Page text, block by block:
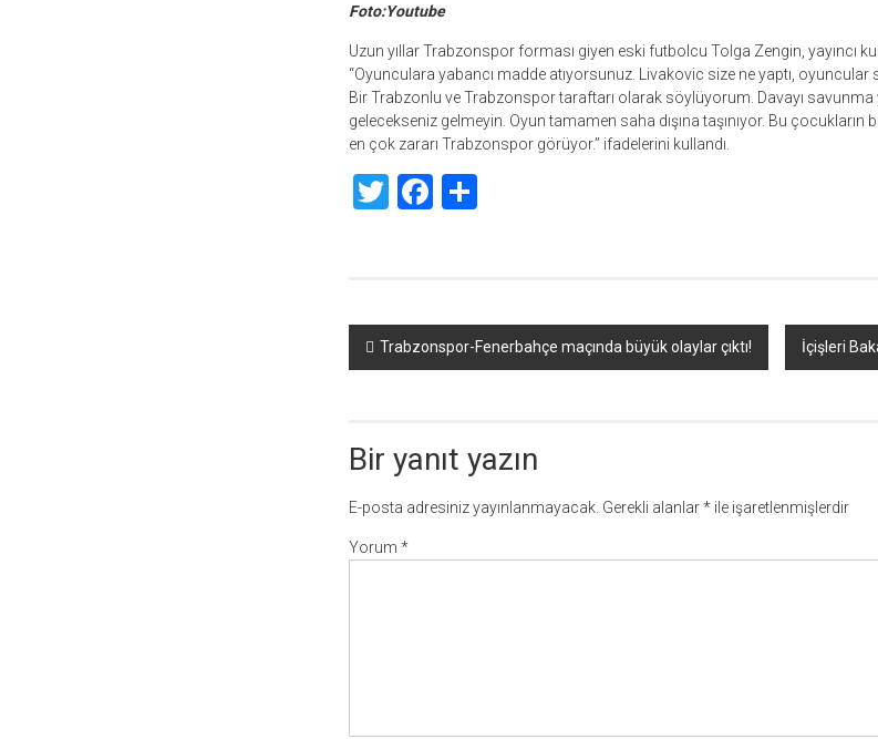
Foto:Youtube
Uzun yıllar Trabzonspor forması giyen eski futbolcu Tolga Zengin, yayıncı
“Oyunculara yabancı madde atıyorsunuz. Livakovic size ne yaptı, oyuncular
Bir Trabzonlu ve Trabzonspor taraftarı olarak söylüyorum. Davayı savunma
gelecekseniz gelmeyin. Oyun tamamen saha dışına taşınıyor. Bu çocukların
en çok zararı Trabzonspor görüyor.” ifadelerini kullandı.
TwitterFacebook
Share
Yazı
dolaşımı
Trabzonspor-Fenerbahçe maçında büyük olaylar çıktı! İçişleri
Bir yanıt yazın
E-posta adresiniz yayınlanmayacak. Gerekli alanlar*ile işaretlenmişlerdir
Yorum *